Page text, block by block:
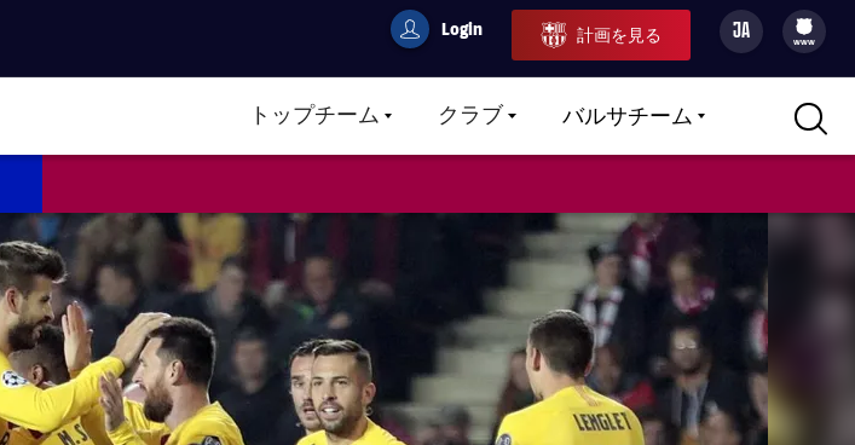
userCulers
Login 計画を見る JA
filled-badge
www
トップチームLABEL.ARIA.CARETDOWN
クラブLABEL.ARIA.CARETDOWN
バルサチームLABEL.ARIA.CARETDOWN